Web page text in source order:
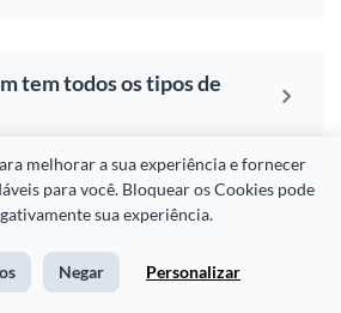
melhorar a sua experiência e fornecer
para você. Bloquear os Cookies pode
sua experiência.
Negar Personalizar
tem todos os tipos de
próprias fotos no